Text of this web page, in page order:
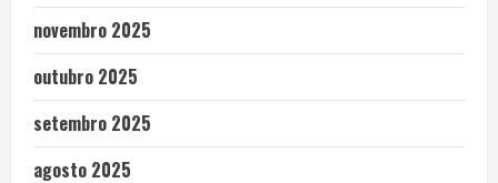
novembro 2025
outubro 2025
setembro 2025
agosto 2025